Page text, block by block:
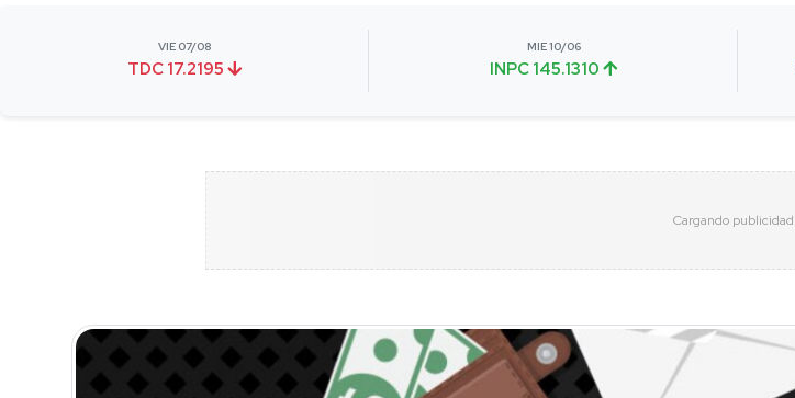
VIE 07/08
TDC 17.2195
MIE 10/06
INPC 145.1310